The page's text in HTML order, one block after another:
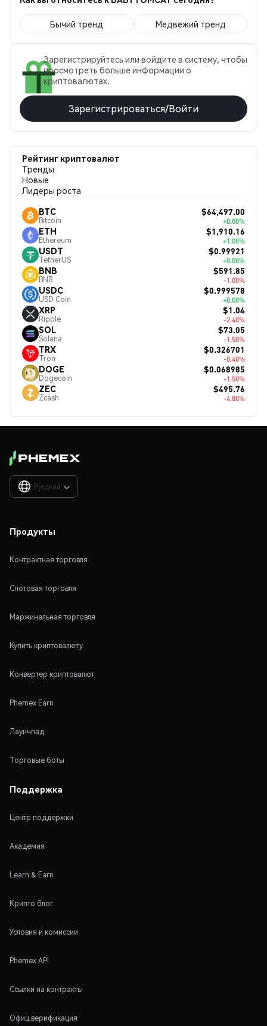
Бычий тренд Медвежий тренд
Зарегистрируйтесь или войдите в систему, чтобы
просмотреть больше информации о
криптовалютах.
Зарегистрироваться/Войти
Рейтинг криптовалют
Тренды
Новые
Лидеры роста
BTC
Bitcoin
$64,497.00
+0.00%
ETH
Ethereum
$1,910.16
+1.00%
USDT
TetherUS
$0.99921
+0.00%
BNB
BNB
$591.85
-1.00%
USDC
USD Coin
$0.999578
+0.00%
XRP
Ripple
$1.04
-2.40%
SOL
Solana
$73.05
-1.50%
TRX
Tron
$0.326701
-0.40%
DOGE
Dogecoin
$0.068985
-1.50%
ZEC
Zcash
$495.76
-4.80%
Русский 
Продукты
Контрактная торговля
Спотовая торговля
Маржинальная торговля
Купить криптовалюту
Конвертер криптовалют
Phemex Earn
Лаунчпад
Торговые боты
Поддержка
Центр поддержки
Академия
Learn & Earn
Крипто блог
Условия и комиссии
Phemex API
Ссылки на контракты
Офиц.верификация